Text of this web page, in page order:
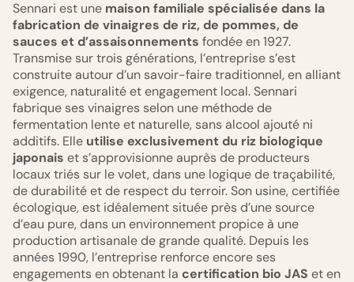
Sennari est une maison familiale spécialisée dans la
fabrication de vinaigres de riz, de pommes, de
sauces et d’assaisonnements fondée en 1927.
Transmise sur trois générations, l’entreprise s’est
construite autour d’un savoir-faire traditionnel, en alliant
exigence, naturalité et engagement local. Sennari
fabrique ses vinaigres selon une méthode de
fermentation lente et naturelle, sans alcool ajouté ni
additifs. Elle utilise exclusivement du riz biologique
japonais et s’approvisionne auprès de producteurs
locaux triés sur le volet, dans une logique de traçabilité,
de durabilité et de respect du terroir. Son usine, certifiée
écologique, est idéalement située près d’une source
d’eau pure, dans un environnement propice à une
production artisanale de grande qualité. Depuis les
années 1990, l’entreprise renforce encore ses
engagements en obtenant la certification bio JAS et en